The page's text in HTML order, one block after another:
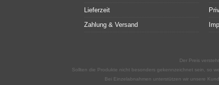
Lieferzeit
Zahlung & Versand
Der Preis
Sollten die Produkte nicht besonders gekennzeichnet sein, so
Bei Einzelabnahmen unterstützen wir unsere